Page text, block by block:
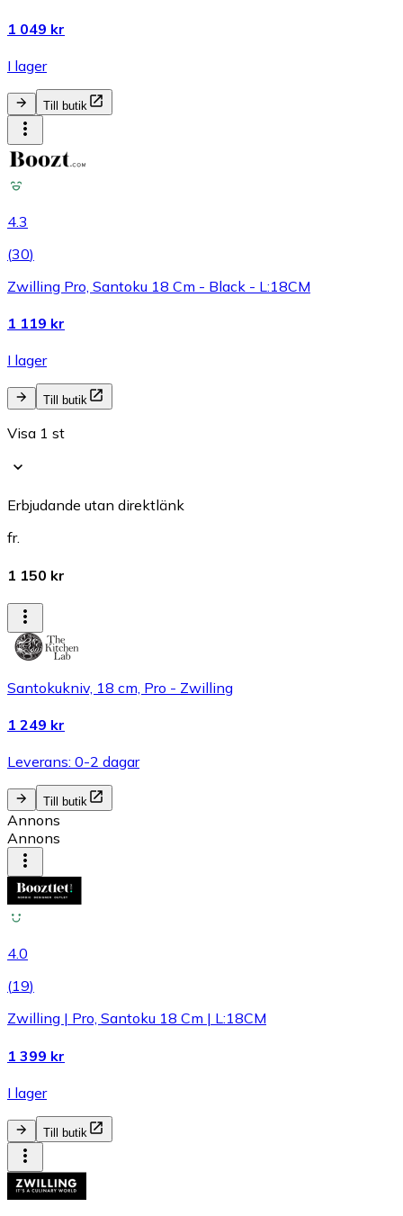
1 049 kr
I lager
Till butik
4.3
(30)
Zwilling Pro, Santoku 18 Cm - Black - L:18CM
1 119 kr
I lager
Till butik
Visa 1 st
Erbjudande utan direktlänk
fr.
1 150 kr
Santokukniv, 18 cm, Pro - Zwilling
1 249 kr
Leverans: 0-2 dagar
Till butik
Annons
Annons
4.0
(19)
Zwilling | Pro, Santoku 18 Cm | L:18CM
1 399 kr
I lager
Till butik